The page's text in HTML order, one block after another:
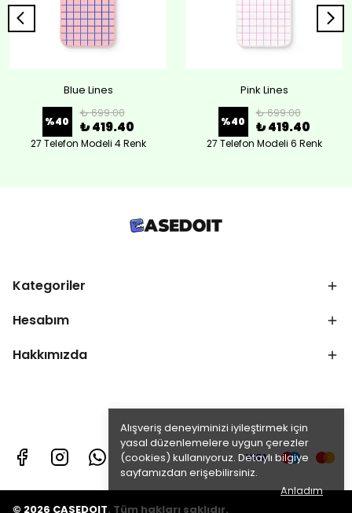
Alışveriş deneyiminizi iyileştirmek için
yasal düzenlemelere uygun çerezler
(cookies) kullanıyoruz. Detaylı bilgiye
sayfamızdan erişebilirsiniz.
Anladım
Blue Lines
%40
₺ 699.00
₺ 419.40
27 Telefon Modeli 4 Renk
Pink Lines
%40
₺ 699.00
₺ 419.40
27 Telefon Modeli 6 Renk
Kategoriler
Hesabım
Hakkımızda
© 2026 CASEDOIT. Tüm hakları saklıdır.